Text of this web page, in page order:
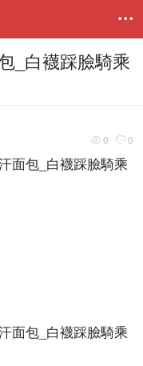

_白襪踩臉騎乘
 0  0
面包_白襪踩臉騎乘
面包_白襪踩臉騎乘